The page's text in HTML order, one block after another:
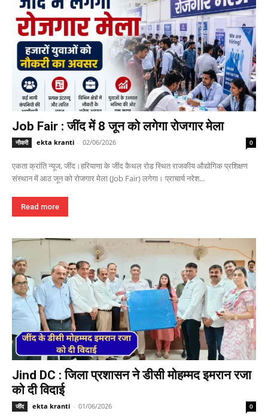
Job Fair : जींद में 8 जून को लगेगा रोजगार मेला
नौकरी ekta kranti - 02/06/2026 0
एकता क्रांति न्यूज, जींद।हरियाणा के जींद कैथल रोड स्थित राजकीय औद्योगिक प्रशिक्षण
संस्थान में आठ जून को रोजगार मेला (Job Fair) लगेगा। प्राचार्य नरेश...
Read more
Jind DC : जिला प्रशासन ने डीसी मोहम्मद इमरान रजा
को दी विदाई
जींद ekta kranti - 01/06/2026 0